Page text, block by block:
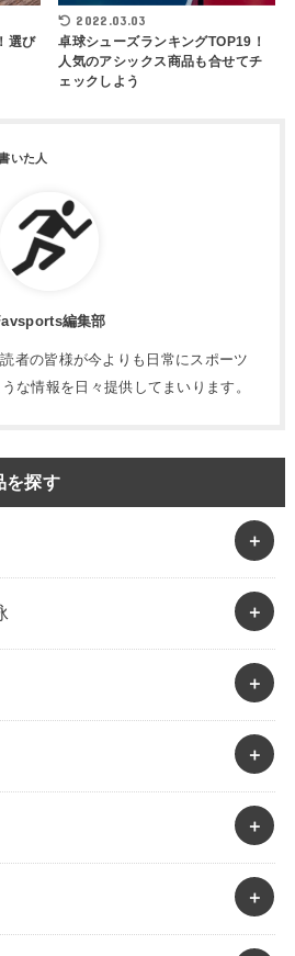
選び
2022.03.03
卓球シューズランキングTOP19！
人気のアシックス商品も合せてチ
ェックしよう
編集部
者の皆様が今よりも日常にスポーツ
な情報を日々提供してまいります。
を探す